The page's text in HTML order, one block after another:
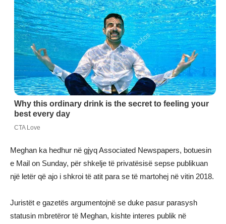
Meghan ka hedhur në gjyq Associated Newspapers, botuesin
e Mail on Sunday, për shkelje të privatësisë sepse publikuan
një letër që ajo i shkroi të atit para se të martohej në vitin 2018.
Juristët e gazetës argumentojnë se duke pasur parasysh
statusin mbretëror të Meghan, kishte interes publik në